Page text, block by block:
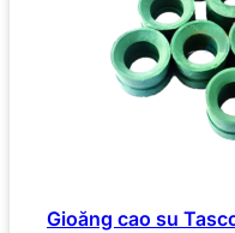
Gioăng cao su